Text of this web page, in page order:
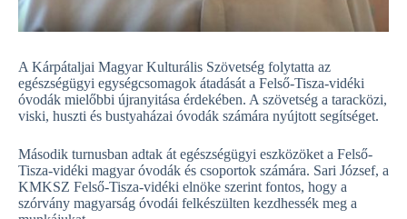
A Kárpátaljai Magyar Kulturális Szövetség folytatta az
egészségügyi egységcsomagok átadását a Felső-Tisza-vidéki
óvodák mielőbbi újranyitása érdekében. A szövetség a taracközi,
viski, huszti és bustyaházai óvodák számára nyújtott segítséget.
Második turnusban adtak át egészségügyi eszközöket a Felső-
Tisza-vidéki magyar óvodák és csoportok számára. Sari József, a
KMKSZ Felső-Tisza-vidéki elnöke szerint fontos, hogy a
szórvány magyarság óvodái felkészülten kezdhessék meg a